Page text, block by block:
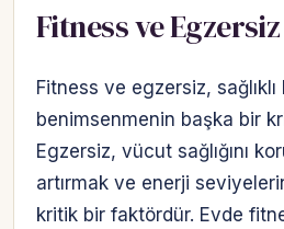
Fitness ve Egzersiz
Fitness ve egzersiz,
benimsenmenin başka bir
Egzersiz, vücut sağlığını
artırmak ve enerji
kritik bir faktördür. Evde